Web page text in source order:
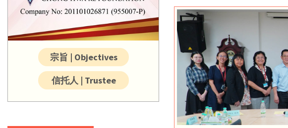
宗旨 | Objectives
信托人 | Trustee